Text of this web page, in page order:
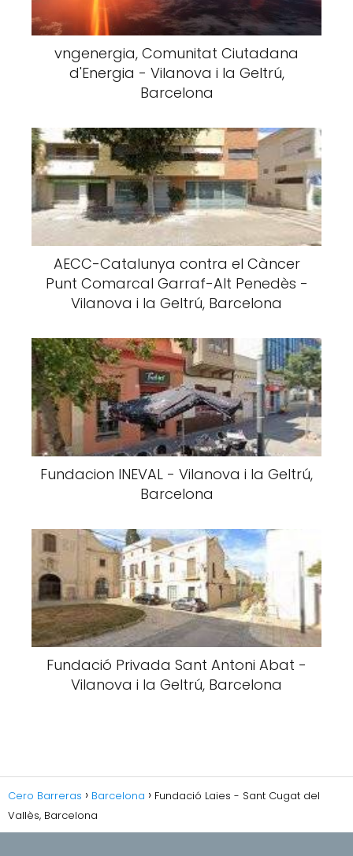
vngenergia, Comunitat Ciutadana
d'Energia - Vilanova i la Geltrú,
Barcelona
AECC-Catalunya contra el Càncer
Punt Comarcal Garraf-Alt Penedès -
Vilanova i la Geltrú, Barcelona
Fundacion INEVAL - Vilanova i la Geltrú,
Barcelona
Fundació Privada Sant Antoni Abat -
Vilanova i la Geltrú, Barcelona
Cero Barreras Barcelona
Fundació Laies - Sant Cugat del
Vallès, Barcelona